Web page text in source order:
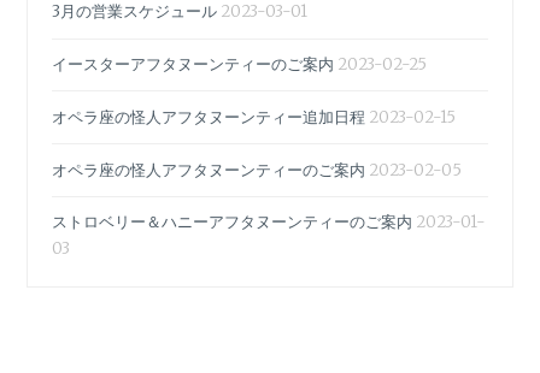
3月の営業スケジュール 2023-03-01
イースターアフタヌーンティーのご案内 2023-02-25
オペラ座の怪人アフタヌーンティー追加日程 2023-02-15
オペラ座の怪人アフタヌーンティーのご案内 2023-02-05
ストロベリー＆ハニーアフタヌーンティーのご案内 2023-01-
03